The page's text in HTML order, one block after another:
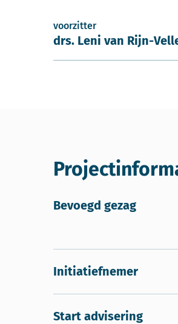
voorzitter
drs. Leni van Rijn-
Bevoegd gezag
Initiatiefnemer
Start advisering